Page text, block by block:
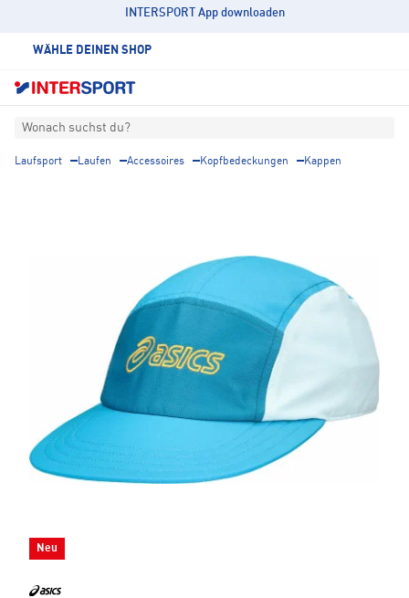
INTERSPORT App downloaden
WÄHLE DEINEN SHOP
Wonach suchst du?
Laufsport Laufen Accessoires Kopfbedeckungen Kappen
Neu